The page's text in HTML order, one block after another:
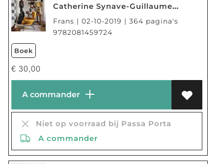
Catherine Synave-Guillaume De Laubier
Frans | 02-10-2019 | 364 pagina's
9782081459724
Boek
€ 30,00
A commander
Niet op voorraad bij Passa Porta
A commander